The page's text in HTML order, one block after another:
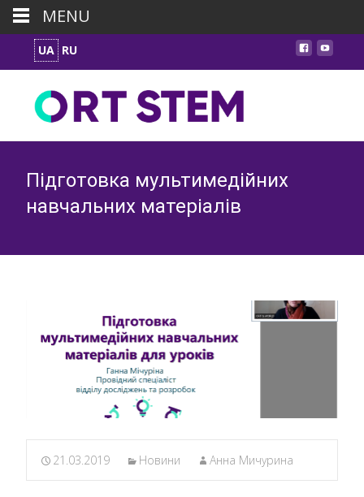
UA RU
Підготовка мультимедійних
навчальних матеріалів
21.03.2019 Новини Анна Мичурина
MENU